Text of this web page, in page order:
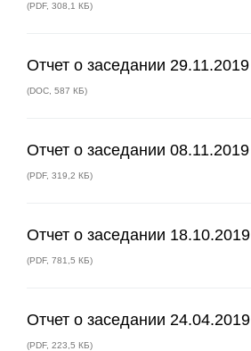
(PDF, 308,1 КБ)
Отчет о заседании 29.11.2019
(DOC 587 КБ)
Отчет о заседании 08.11.2019
(PDF, 319,2 КБ)
Отчет о заседании 18.10.2019
(PDF, 781,5 КБ)
Отчет о заседании 24.04.2019
(PDF, 223,5 КБ)